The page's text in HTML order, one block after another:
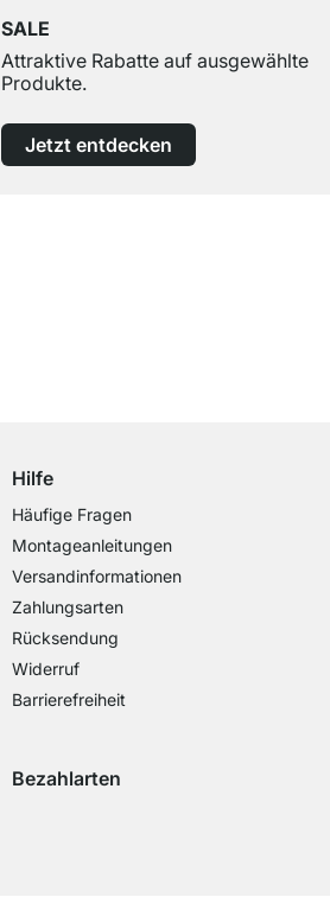
SALE
Attraktive Rabatte auf ausgewählte
Produkte.
Jetzt entdecken
Hilfe
Häufige Fragen
Montageanleitungen
Versandinformationen
Zahlungsarten
Rücksendung
Widerruf
Barrierefreiheit
Bezahlarten
Zahlung mitZahlung